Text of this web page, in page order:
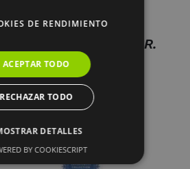
OCÉANO – 220GR.
experiences
21.95€
DE RENDIMIENTO
ACEPTAR TODO
RECHAZAR TODO
DETALLES
BY COOKIESCRIPT